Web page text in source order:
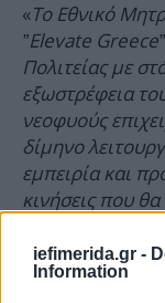
iefimerida.gr -
Information
«Το Εθνικό
”Elevate
Πολιτείας με
εξωστρέφεια
νεοφυούς
δίμηνο
εμπειρία και
κινήσεις που
αξιολογητών.
με τον